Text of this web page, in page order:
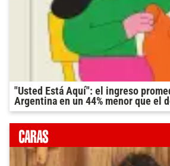
"Usted Está Aquí": el ingreso
Argentina en un 44% menor que el